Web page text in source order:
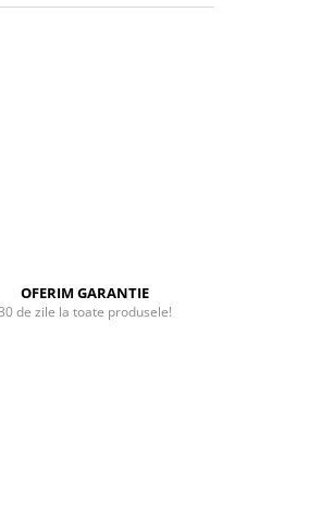
OFERIM GARANTIE
de zile la toate produsele!